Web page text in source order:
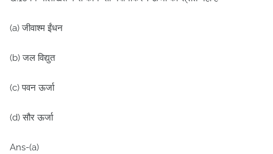
(a) जीवाश्म ईंधन
(b) जल विद्युत
(c) पवन ऊर्जा
(d) सौर ऊर्जा
Ans-(a)